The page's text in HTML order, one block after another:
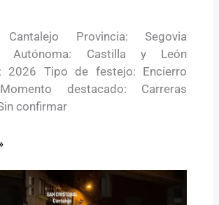
Cantalejo Provincia: Segovia
Autónoma: Castilla y León
2026 Tipo de festejo: Encierro
destacado: Carreras
confirmar